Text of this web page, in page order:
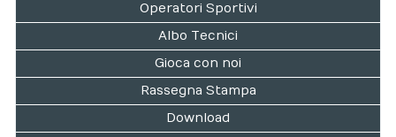
Operatori Sportivi
Albo Tecnici
Gioca con noi
Rassegna Stampa
Download